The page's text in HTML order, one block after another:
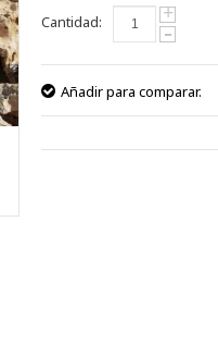
Cantidad: +
-
Añadir para comparar.